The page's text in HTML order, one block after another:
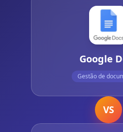
Google
Gestão de
VS